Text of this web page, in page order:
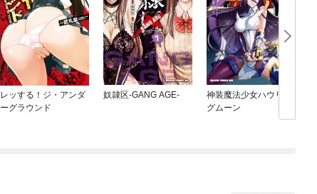
レッする！ジ・アンダ
ーグラウンド
奴隷区-GANG AGE-
神装魔法少女ハウリン
グムーン